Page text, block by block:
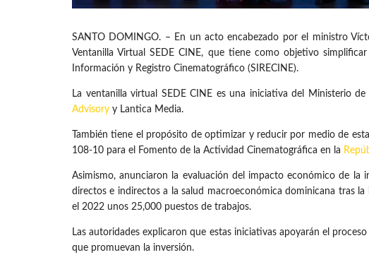
SANTO DOMINGO. – En un acto encabezado por el ministro
Ventanilla Virtual SEDE CINE, que tiene como objetivo
Información y Registro Cinematográfico (SIRECINE).
La ventanilla virtual SEDE CINE es una iniciativa del Ministerio de
Advisory y Lantica Media.
También tiene el propósito de optimizar y reducir por medio de
108-10 para el Fomento de la Actividad Cinematográfica en la
Asimismo, anunciaron la evaluación del impacto económico de
directos e indirectos a la salud macroeconómica dominicana tras
el 2022 unos 25,000 puestos de trabajos.
Las autoridades explicaron que estas iniciativas apoyarán el
que promuevan la inversión.